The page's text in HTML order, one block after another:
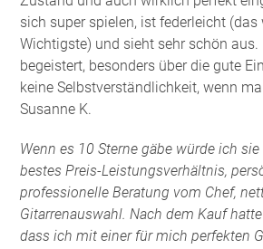
sich super spielen, ist federleicht
Wichtigste) und sieht sehr schön
begeistert, besonders über die gute
keine Selbstverständlichkeit, wenn
Susanne K.
Wenn es 10 Sterne gäbe würde ich
bestes Preis-Leistungsverhältnis,
professionelle Beratung vom Chef,
Gitarrenauswahl. Nach dem Kauf
dass ich mit einer für mich perfekten